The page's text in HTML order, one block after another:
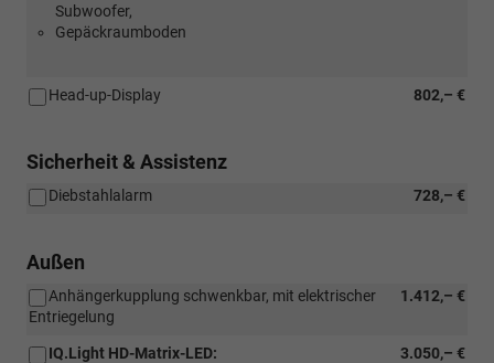
Subwoofer,
Gepäckraumboden
802,– €
Head-up-Display
Sicherheit & Assistenz
728,– €
Diebstahlalarm
Außen
1.412,– €
Anhängerkupplung schwenkbar, mit elektrischer
Entriegelung
3.050,– €
IQ.Light HD-Matrix-LED: